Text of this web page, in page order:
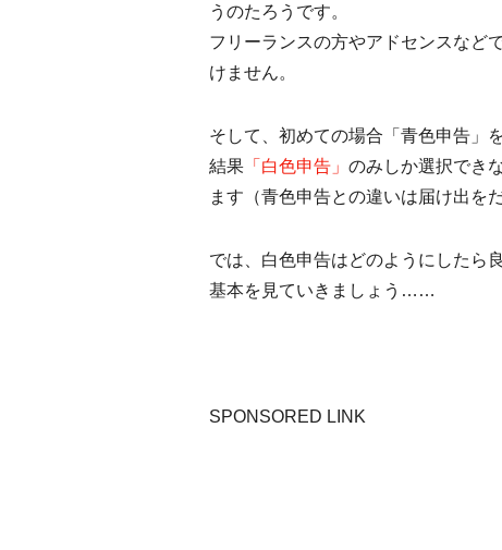
うのたろうです。
フリーランスの方やアドセンスなど
けません。
そして、初めての場合「青色申告」
結果 「白色申告」 のみしか選択でき
ます（青色申告との違いは届け出を
では、白色申告はどのようにしたら
基本を見ていきましょう……
SPONSORED LINK